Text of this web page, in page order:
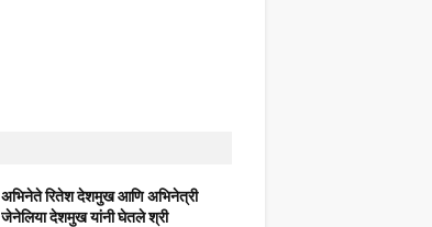
अभिनेते रितेश देशमुख आणि अभिनेत्री
जेनेलिया देशमुख यांनी घेतले श्री